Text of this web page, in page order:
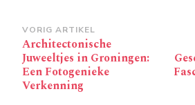
Bericht
navigatie
VORIG ARTIKEL
Architectonische
Juweeltjes in Groningen:
Een Fotogenieke
Verkenning